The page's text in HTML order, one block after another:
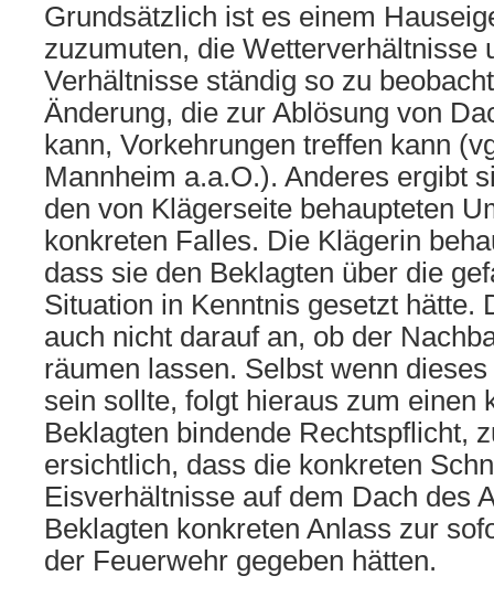
Grundsätzlich ist es einem
zuzumuten, die Wetterverhältnisse
Verhältnisse ständig so zu
Änderung, die zur Ablösung von
kann, Vorkehrungen treffen kann
Mannheim a.a.O.). Anderes ergibt
den von Klägerseite behaupteten
konkreten Falles. Die Klägerin
dass sie den Beklagten über die
Situation in Kenntnis gesetzt hätte.
auch nicht darauf an, ob der
räumen lassen. Selbst wenn
sein sollte, folgt hieraus zum einen
Beklagten bindende Rechtspflicht,
ersichtlich, dass die konkreten
Eisverhältnisse auf dem Dach des
Beklagten konkreten Anlass zur
der Feuerwehr gegeben hätten.